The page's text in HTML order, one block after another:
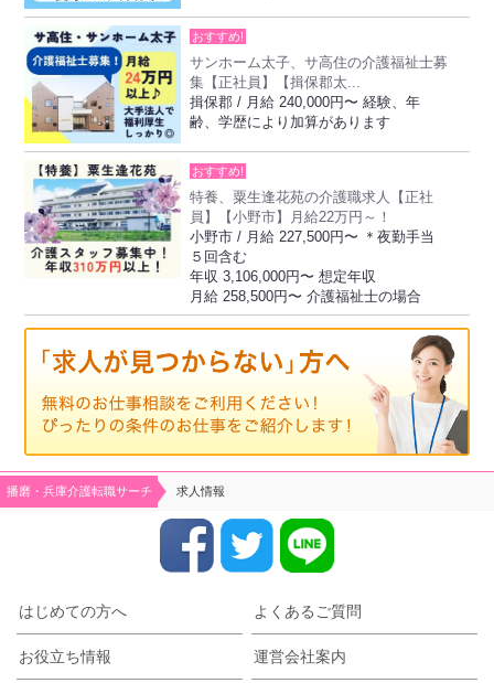
おすすめ!
サンホーム太子、サ高住の介護福祉士募
集【正社員】【揖保郡太...
揖保郡 / 月給 240,000円〜 経験、年
齢、学歴により加算があります
おすすめ!
特養、粟生逢花苑の介護職求人【正社
員】【小野市】月給22万円～！
小野市 / 月給 227,500円〜 ＊夜勤手当
５回含む
年収 3,106,000円〜 想定年収
月給 258,500円〜 介護福祉士の場合
播磨・兵庫介護転職サーチ 求人情報
はじめての方へ よくあるご質問
お役立ち情報 運営会社案内